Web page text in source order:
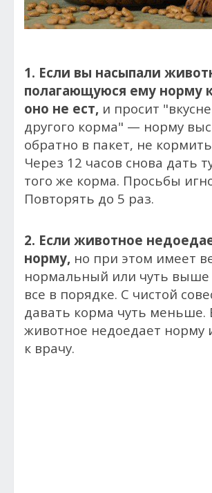
1. Если вы насыпали
полагающуюся ему норму
оно не ест, и просит
другого корма" — норму
обратно в пакет, не
Через 12 часов снова дать
того же корма. Просьбы
Повторять до 5 раз.
2. Если животное
норму, но при этом имеет
нормальный или чуть
все в порядке. С чистой
давать корма чуть меньше.
животное недоедает норму
к врачу.